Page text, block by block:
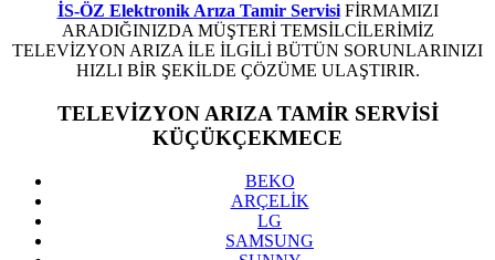
İS-ÖZ Elektronik Arıza Tamir ServisiFİRMAMIZI
ARADIĞINIZDA MÜŞTERİ TEMSİLCİLERİMİZ
TELEVİZYON ARIZA İLE İLGİLİ BÜTÜN SORUNLARINIZI
HIZLI BİR ŞEKİLDE ÇÖZÜME ULAŞTIRIR.
TELEVİZYON ARIZA TAMİR SERVİSİ
KÜÇÜKÇEKMECE
BEKO
ARÇELİK
LG
SAMSUNG